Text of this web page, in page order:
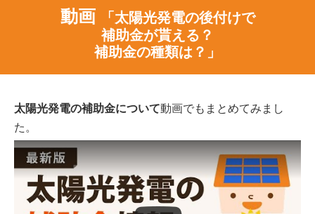
動画
「太陽光発電の後付けで
補助金が貰える？
補助金の種類は？」
太陽光発電の補助金について動画でもまとめてみまし
た。